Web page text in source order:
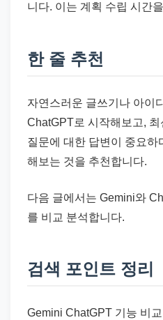
니다. 이는 계획 수립 시간
한 줄 추천
자연스러운 글쓰기나 아이
ChatGPT로 시작해보고,
질문에 대한 답변이 중요하
해보는 것을 추천합니다.
다음 글에서는 Gemini와
를 비교 분석합니다.
검색 포인트 정리
Gemini ChatGPT 기능 비